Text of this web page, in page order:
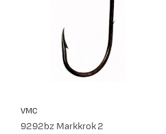
VMC
9292bz Markkrok 2